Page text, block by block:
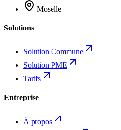
Moselle
Solutions
Solution Commune
Solution PME
Tarifs
Entreprise
À propos